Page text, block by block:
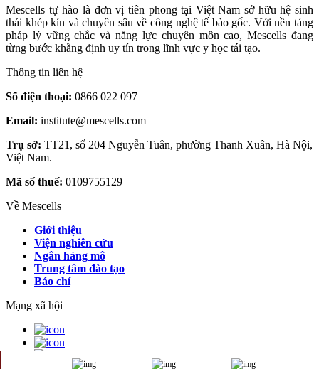
Mescells tự hào là đơn vị tiên phong tại Việt Nam sở hữu hệ sinh
thái khép kín và chuyên sâu về công nghệ tế bào gốc. Với nền tảng
pháp lý vững chắc và năng lực chuyên môn cao, Mescells đang
từng bước khẳng định uy tín trong lĩnh vực y học tái tạo.
Thông tin liên hệ
Số điện thoại: 0866 022 097
Email: institute@mescells.com
Trụ sở: TT21, số 204 Nguyễn Tuân, phường Thanh Xuân, Hà Nội,
Việt Nam.
Mã số thuế: 0109755129
Về Mescells
Giới thiệu
Viện nghiên cứu
Ngân hàng mô
Trung tâm đào tạo
Báo chí
Mạng xã hội